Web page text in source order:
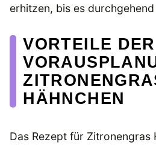
erhitzen, bis es
VORTEILE DER
HÄHNCHEN
Das Rezept für Zitronengras